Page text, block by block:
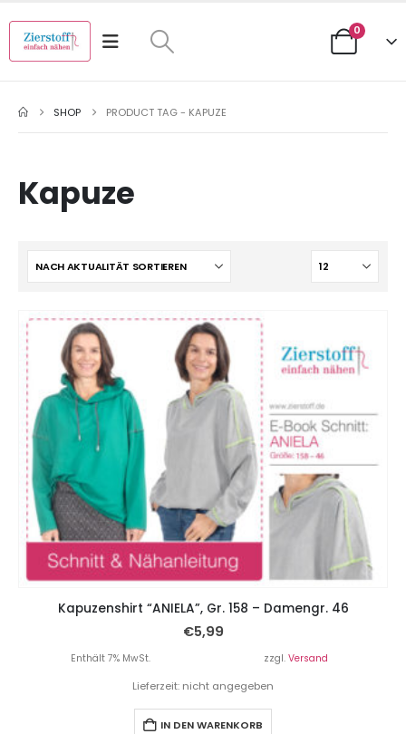
0
SHOP PRODUCT TAG - KAPUZE
Kapuze
Kapuzenshirt “ANIELA”, Gr. 158 – Damengr. 46
€5,99
Enthält 7% MwSt. zzgl. Versand
Lieferzeit: nicht angegeben
IN DEN WARENKORB